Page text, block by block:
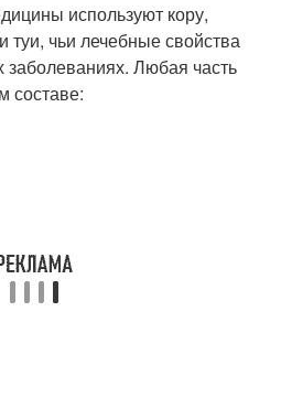
используют кору,
чьи лечебные свойства
Любая часть
составе: